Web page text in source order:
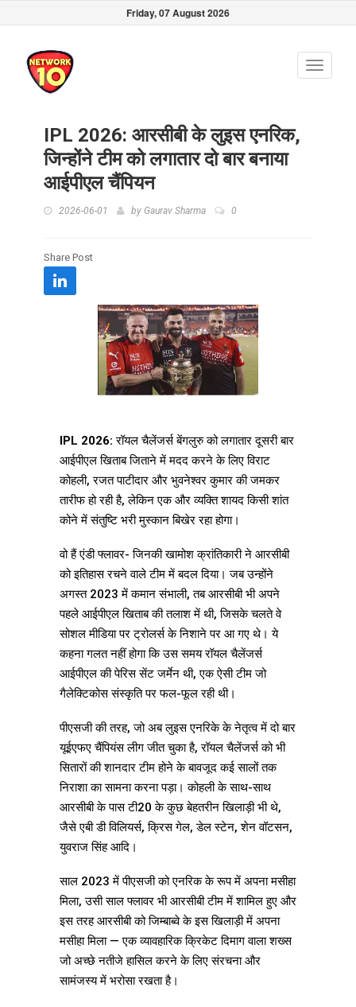
Friday, 07 August 2026
Toggle
IPL 2026: आरसीबी के लुइस एनरिक,
जिन्होंने टीम को लगातार दो बार बनाया
आईपीएल चैंपियन
2026-06-01 by Gaurav Sharma 0
Share Post
IPL 2026: रॉयल चैलेंजर्स बेंगलुरु को लगातार दूसरी बार
आईपीएल खिताब जिताने में मदद करने के लिए विराट
कोहली, रजत पाटीदार और भुवनेश्वर कुमार की जमकर
तारीफ हो रही है, लेकिन एक और व्यक्ति शायद किसी शांत
कोने में संतुष्टि भरी मुस्कान बिखेर रहा होगा।
वो हैं एंडी फ्लावर- जिनकी खामोश क्रांतिकारी ने आरसीबी
को इतिहास रचने वाले टीम में बदल दिया। जब उन्होंने
अगस्त 2023 में कमान संभाली, तब आरसीबी भी अपने
पहले आईपीएल खिताब की तलाश में थी, जिसके चलते वे
सोशल मीडिया पर ट्रोलर्स के निशाने पर आ गए थे। ये
कहना गलत नहीं होगा कि उस समय रॉयल चैलेंजर्स
आईपीएल की पेरिस सेंट जर्मेन थी, एक ऐसी टीम जो
गैलेक्टिकोस संस्कृति पर फल-फूल रही थी।
पीएसजी की तरह, जो अब लुइस एनरिके के नेतृत्व में दो बार
यूईएफए चैंपियंस लीग जीत चुका है, रॉयल चैलेंजर्स को भी
सितारों की शानदार टीम होने के बावजूद कई सालों तक
निराशा का सामना करना पड़ा। कोहली के साथ-साथ
आरसीबी के पास टी20 के कुछ बेहतरीन खिलाड़ी भी थे,
जैसे एबी डी विलियर्स, क्रिस गेल, डेल स्टेन, शेन वॉटसन,
युवराज सिंह आदि।
साल 2023 में पीएसजी को एनरिक के रूप में अपना मसीहा
मिला, उसी साल फ्लावर भी आरसीबी टीम में शामिल हुए और
इस तरह आरसीबी को जिम्बाब्वे के इस खिलाड़ी में अपना
मसीहा मिला — एक व्यावहारिक क्रिकेट दिमाग वाला शख्स
जो अच्छे नतीजे हासिल करने के लिए संरचना और
सामंजस्य में भरोसा रखता है।